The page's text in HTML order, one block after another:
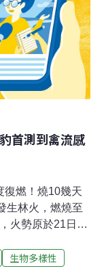
首測到禽流感
復燃！燒10幾天
生林火，燃燒至
火勢原於21日已
。南投分署分署
生物多樣性